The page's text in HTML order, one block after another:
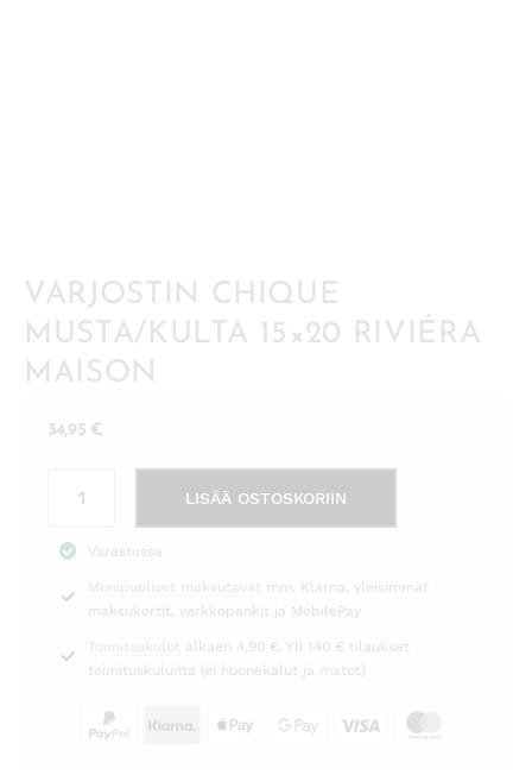
VARJOSTIN CHIQUE
MUSTA/KULTA 15×20 RIVIÉRA
MAISON
34,95 €
Chique
musta/kulta
15x20
Riviéra
Maison
määrä
LISÄÄ OSTOSKORIIN
Varastossa
Monipuoliset maksutavat mm. Klarna, yleisimmät
maksukortit, verkkopankit ja MobilePay
Toimituskulut alkaen 4,90 €. Yli 140 € tilaukset
toimituskuluitta (ei huonekalut ja matot)